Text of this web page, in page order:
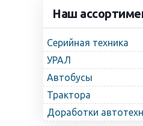
Наш
Серийная техника
УРАЛ
Автобусы
Трактора
Доработки